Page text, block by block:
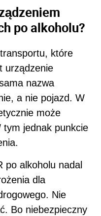
po alkoholu?
które
urządzenie
nazwa
a nie pojazd. W
może
tym jednak punkcie
po alkoholu nadal
dla
Nie
Bo niebezpieczny